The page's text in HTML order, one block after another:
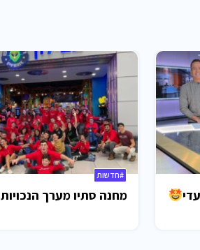
#חדשות
מחנה סתיו מערך הנכויות 2022